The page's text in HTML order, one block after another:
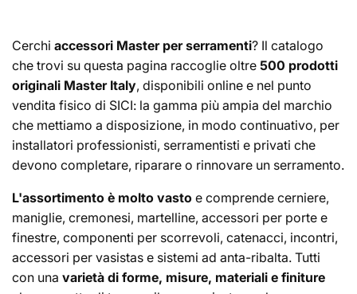
e
z
i
o
n
e
:
Cerchi accessori Master per serramenti? Il catalogo
che trovi su questa pagina raccoglie oltre 500 prodotti
originali Master Italy, disponibili online e nel punto
vendita fisico di SICI: la gamma più ampia del marchio
che mettiamo a disposizione, in modo continuativo, per
installatori professionisti, serramentisti e privati che
devono completare, riparare o rinnovare un serramento.
L'assortimento è molto vasto e comprende cerniere,
maniglie, cremonesi, martelline, accessori per porte e
finestre, componenti per scorrevoli, catenacci, incontri,
accessori per vasistas e sistemi ad anta-ribalta. Tutti
con una varietà di forme, misure, materiali e finiture